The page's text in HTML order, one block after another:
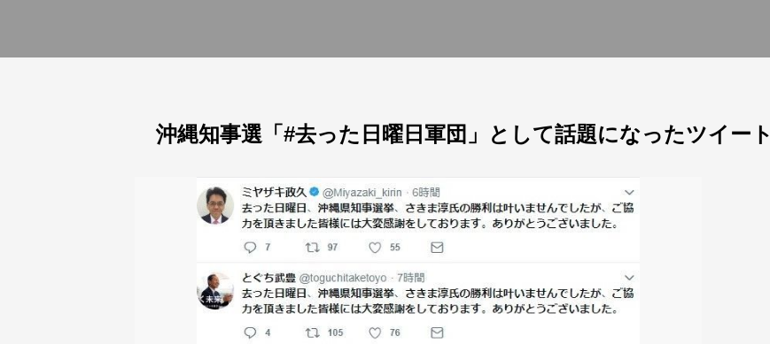
沖縄知事選「#去った日曜日軍団」として話題になったツイート